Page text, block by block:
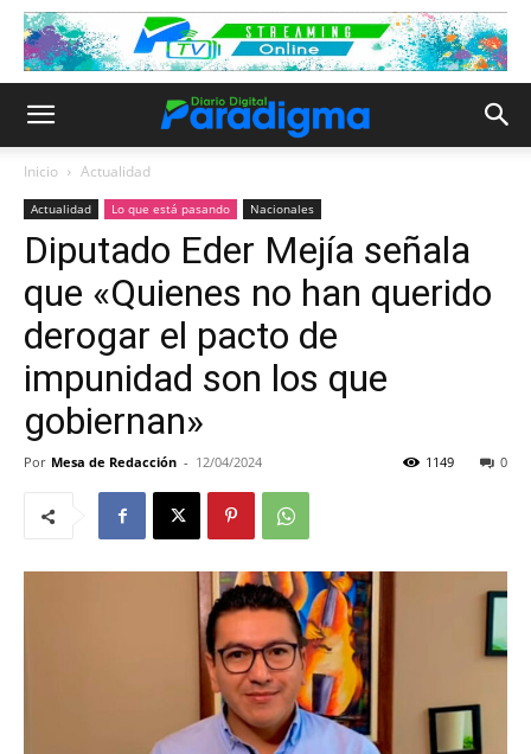
Inicio Actualidad
Actualidad Lo que está pasando Nacionales
Diputado Eder Mejía señala
que «Quienes no han querido
derogar el pacto de
impunidad son los que
gobiernan»
Por Mesa de Redacción - 12/04/2024 0
1149